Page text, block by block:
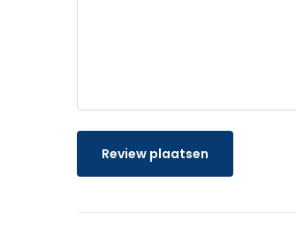
Review plaatsen